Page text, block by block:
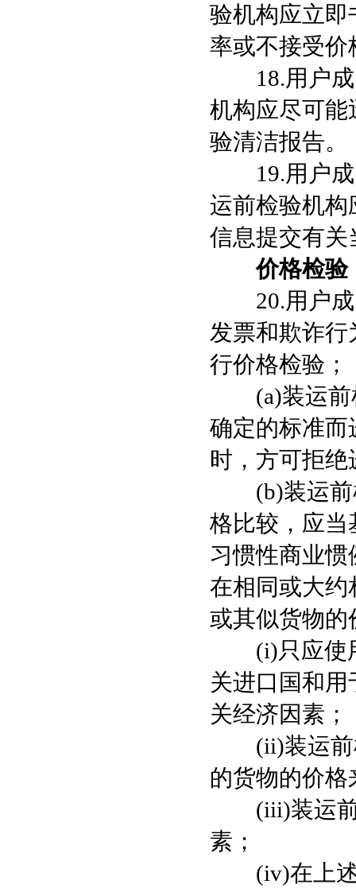
验机构应立即
率或不接受价
18.用户成
机构应尽可能
验清洁报告。
19.用户成
运前检验机构
信息提交有关
价格检验
20.用户成
发票和欺诈
行价格检验；
(a)装运前
确定的标准而
时，方可拒
(b)装运前
格比较，应当
习惯性商业
在相同或大约
或其似货物的
(i)只应使用
关进口国和
关经济因素；
(ii)装运前
的货物的价
(iii)装运前
素；
(iv)在上述